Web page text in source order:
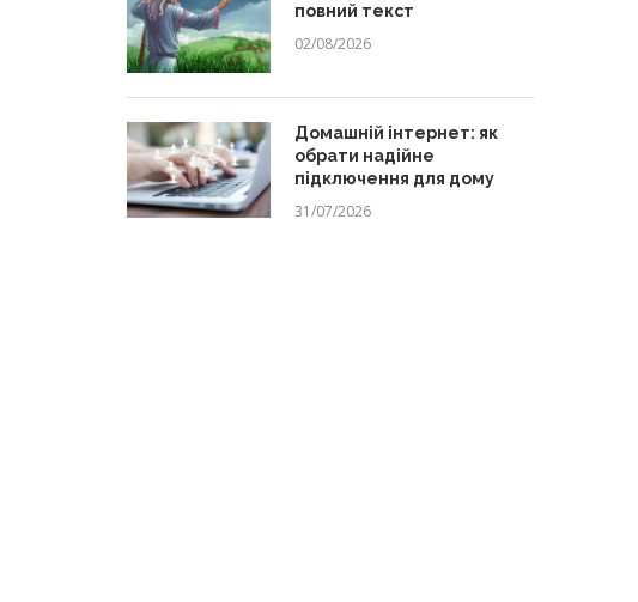
повний текст
02/08/2026
Домашній інтернет: як
обрати надійне
підключення для дому
31/07/2026